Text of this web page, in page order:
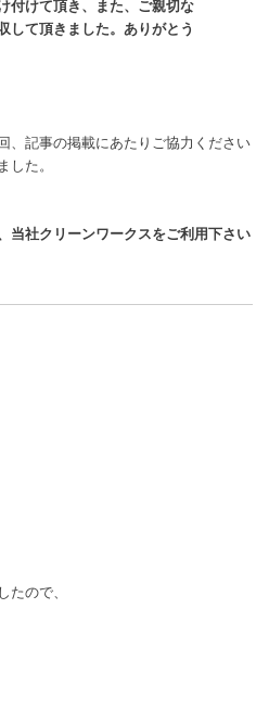
付けて頂き、また、ご親切な
して頂きました。ありがとう
、記事の掲載にあたりご協力ください
した。
当社クリーンワークスをご利用下さい
たので、